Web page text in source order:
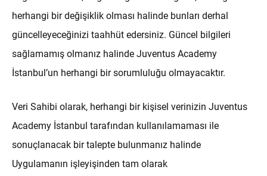
herhangi bir değişiklik olması halinde bunları derhal
güncelleyeceğinizi taahhüt edersiniz. Güncel bilgileri
sağlamamış olmanız halinde Juventus Academy
İstanbul’un herhangi bir sorumluluğu olmayacaktır.
Veri Sahibi olarak, herhangi bir kişisel verinizin Juventus
Academy İstanbul tarafından kullanılamaması ile
sonuçlanacak bir talepte bulunmanız halinde
Uygulamanın işleyişinden tam olarak